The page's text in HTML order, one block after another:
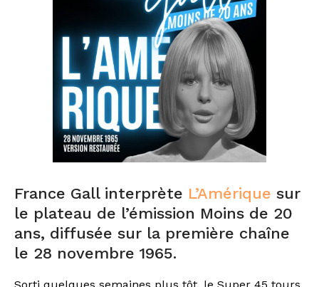
France Gall interprète L’Amérique sur
le plateau de l’émission Moins de 20
ans, diffusée sur la première chaîne
le 28 novembre 1965.